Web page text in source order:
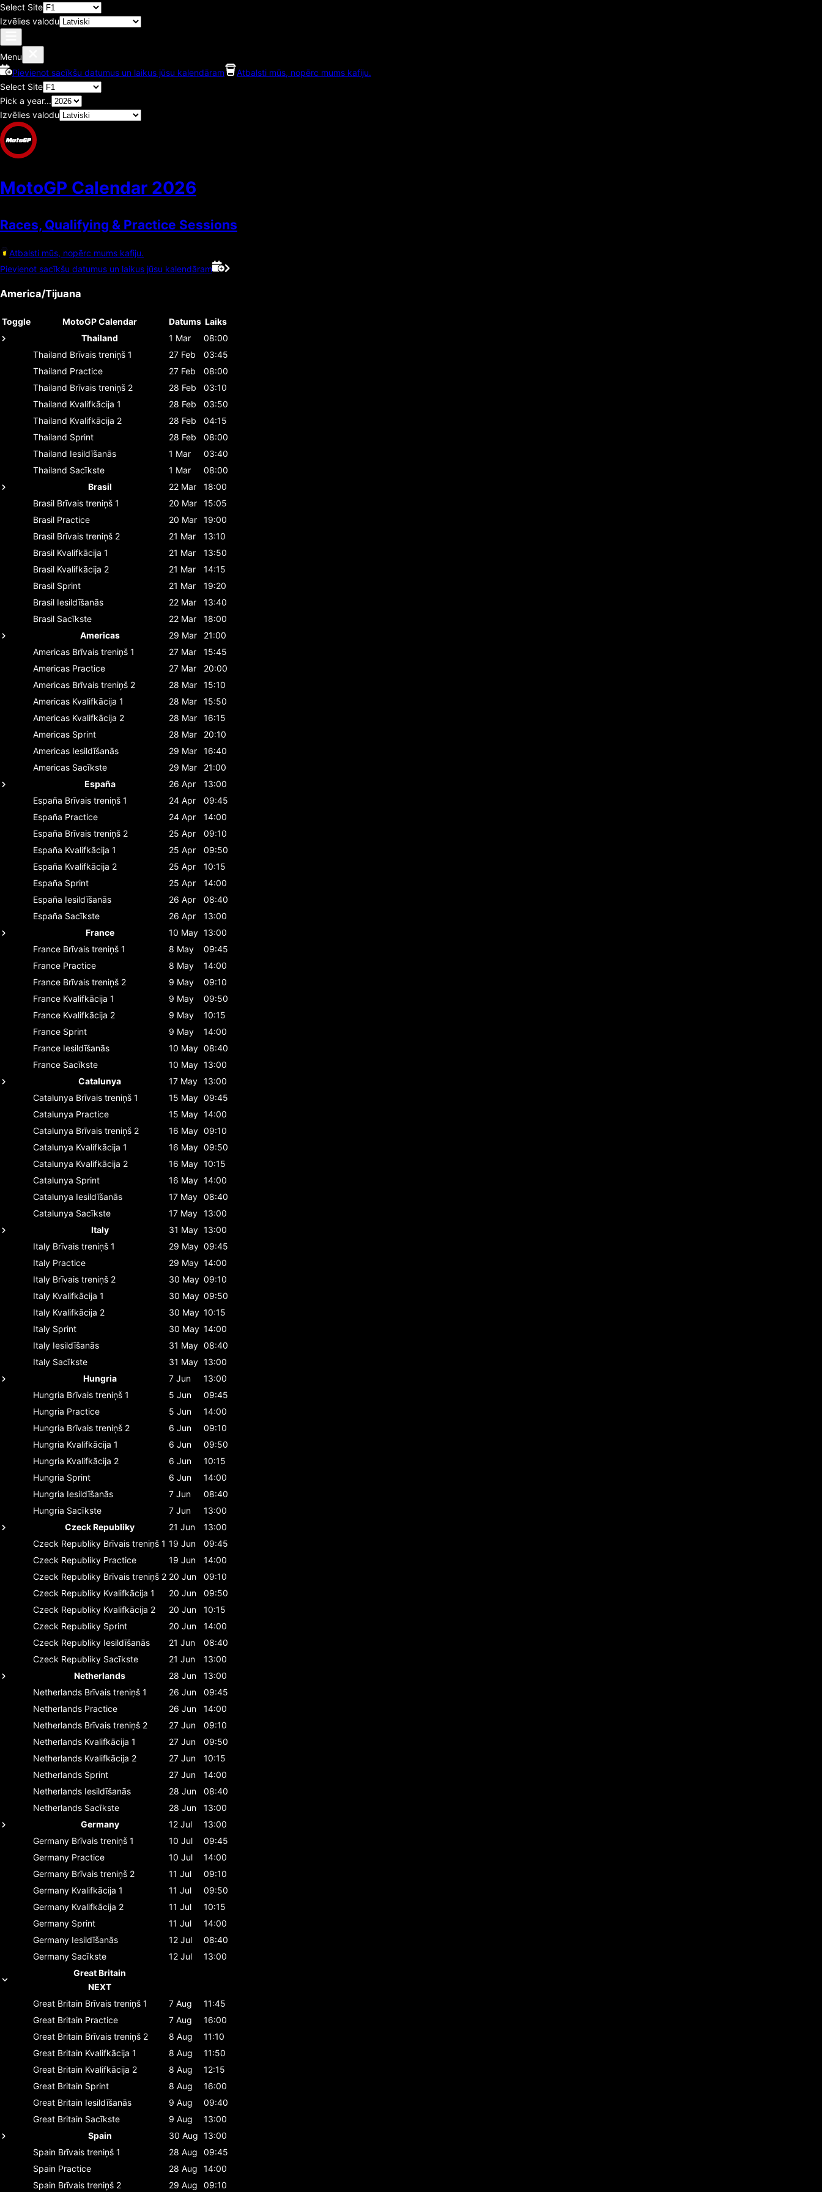
Select Site
Izvēlies valodu
Menu
Pievienot sacīkšu datumus un laikus jūsu kalendāram
Atbalsti mūs, nopērc mums kafiju.
Select Site
Pick a year...
Izvēlies valodu
MotoGP Calendar 2026
Races, Qualifying & Practice Sessions
Atbalsti mūs, nopērc mums kafiju.
Pievienot sacīkšu datumus un laikus jūsu kalendāram
America/Tijuana
Toggle MotoGP Calendar Datums Laiks
Thailand
1 Mar
08:00
Thailand Brīvais treniņš 1 27 Feb
03:45
Thailand Practice 27 Feb
08:00
Thailand Brīvais treniņš 2 28 Feb
03:10
Thailand Kvalifkācija 1 28 Feb
03:50
Thailand Kvalifkācija 2 28 Feb
04:15
Thailand Sprint 28 Feb
08:00
Thailand Iesildīšanās 1 Mar
03:40
Thailand Sacīkste 1 Mar
08:00
Brasil
22 Mar
18:00
Brasil Brīvais treniņš 1 20 Mar
15:05
Brasil Practice 20 Mar
19:00
Brasil Brīvais treniņš 2 21 Mar
13:10
Brasil Kvalifkācija 1 21 Mar
13:50
Brasil Kvalifkācija 2 21 Mar
14:15
Brasil Sprint 21 Mar
19:20
Brasil Iesildīšanās 22 Mar
13:40
Brasil Sacīkste 22 Mar
18:00
Americas
29 Mar
21:00
Americas Brīvais treniņš 1 27 Mar
15:45
Americas Practice 27 Mar
20:00
Americas Brīvais treniņš 2 28 Mar
15:10
Americas Kvalifkācija 1 28 Mar
15:50
Americas Kvalifkācija 2 28 Mar
16:15
Americas Sprint 28 Mar
20:10
Americas Iesildīšanās 29 Mar
16:40
Americas Sacīkste 29 Mar
21:00
España
26 Apr
13:00
España Brīvais treniņš 1 24 Apr
09:45
España Practice 24 Apr
14:00
España Brīvais treniņš 2 25 Apr
09:10
España Kvalifkācija 1 25 Apr
09:50
España Kvalifkācija 2 25 Apr
10:15
España Sprint 25 Apr
14:00
España Iesildīšanās 26 Apr
08:40
España Sacīkste 26 Apr
13:00
France
10 May 13:00
France Brīvais treniņš 1 8 May
09:45
France Practice 8 May
14:00
France Brīvais treniņš 2 9 May
09:10
France Kvalifkācija 1 9 May
09:50
France Kvalifkācija 2 9 May
10:15
France Sprint 9 May
14:00
France Iesildīšanās 10 May 08:40
France Sacīkste 10 May 13:00
Catalunya
17 May 13:00
Catalunya Brīvais treniņš 1 15 May 09:45
Catalunya Practice 15 May 14:00
Catalunya Brīvais treniņš 2 16 May 09:10
Catalunya Kvalifkācija 1 16 May 09:50
Catalunya Kvalifkācija 2 16 May 10:15
Catalunya Sprint 16 May 14:00
Catalunya Iesildīšanās 17 May 08:40
Catalunya Sacīkste 17 May 13:00
Italy
31 May 13:00
Italy Brīvais treniņš 1 29 May 09:45
Italy Practice 29 May 14:00
Italy Brīvais treniņš 2 30 May 09:10
Italy Kvalifkācija 1 30 May 09:50
Italy Kvalifkācija 2 30 May 10:15
Italy Sprint 30 May 14:00
Italy Iesildīšanās 31 May 08:40
Italy Sacīkste 31 May 13:00
Hungria
7 Jun
13:00
Hungria Brīvais treniņš 1 5 Jun
09:45
Hungria Practice 5 Jun
14:00
Hungria Brīvais treniņš 2 6 Jun
09:10
Hungria Kvalifkācija 1 6 Jun
09:50
Hungria Kvalifkācija 2 6 Jun
10:15
Hungria Sprint 6 Jun
14:00
Hungria Iesildīšanās 7 Jun
08:40
Hungria Sacīkste 7 Jun
13:00
Czeck Republiky
21 Jun
13:00
Czeck Republiky Brīvais treniņš 1 19 Jun
09:45
Czeck Republiky Practice 19 Jun
14:00
Czeck Republiky Brīvais treniņš 2 20 Jun
09:10
Czeck Republiky Kvalifkācija 1 20 Jun
09:50
Czeck Republiky Kvalifkācija 2 20 Jun
10:15
Czeck Republiky Sprint 20 Jun
14:00
Czeck Republiky Iesildīšanās 21 Jun
08:40
Czeck Republiky Sacīkste 21 Jun
13:00
Netherlands
28 Jun
13:00
Netherlands Brīvais treniņš 1 26 Jun
09:45
Netherlands Practice 26 Jun
14:00
Netherlands Brīvais treniņš 2 27 Jun
09:10
Netherlands Kvalifkācija 1 27 Jun
09:50
Netherlands Kvalifkācija 2 27 Jun
10:15
Netherlands Sprint 27 Jun
14:00
Netherlands Iesildīšanās 28 Jun
08:40
Netherlands Sacīkste 28 Jun
13:00
Germany
12 Jul
13:00
Germany Brīvais treniņš 1 10 Jul
09:45
Germany Practice 10 Jul
14:00
Germany Brīvais treniņš 2 11 Jul
09:10
Germany Kvalifkācija 1 11 Jul
09:50
Germany Kvalifkācija 2 11 Jul
10:15
Germany Sprint 11 Jul
14:00
Germany Iesildīšanās 12 Jul
08:40
Germany Sacīkste 12 Jul
13:00
Great Britain
NEXT
Great Britain Brīvais treniņš 1 7 Aug
11:45
Great Britain Practice 7 Aug
16:00
Great Britain Brīvais treniņš 2 8 Aug
11:10
Great Britain Kvalifkācija 1 8 Aug
11:50
Great Britain Kvalifkācija 2 8 Aug
12:15
Great Britain Sprint 8 Aug
16:00
Great Britain Iesildīšanās 9 Aug
09:40
Great Britain Sacīkste 9 Aug
13:00
Spain
30 Aug 13:00
Spain Brīvais treniņš 1 28 Aug
09:45
Spain Practice 28 Aug
14:00
Spain Brīvais treniņš 2 29 Aug 09:10